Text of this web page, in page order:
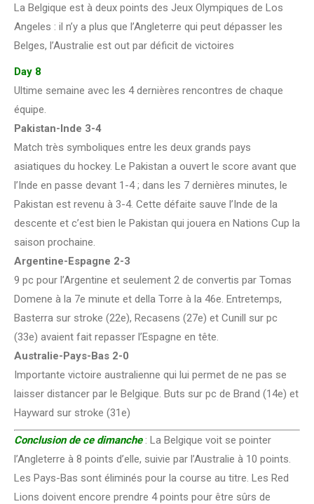
La Belgique est à deux points des Jeux Olympiques de Los
Angeles : il n’y a plus que l’Angleterre qui peut dépasser les
Belges, l’Australie est out par déficit de victoires
Day 8
Ultime semaine avec les 4 dernières rencontres de chaque
équipe.
Pakistan-Inde 3-4
Match très symboliques entre les deux grands pays
asiatiques du hockey. Le Pakistan a ouvert le score avant que
l’Inde en passe devant 1-4 ; dans les 7 dernières minutes, le
Pakistan est revenu à 3-4. Cette défaite sauve l’Inde de la
descente et c’est bien le Pakistan qui jouera en Nations Cup la
saison prochaine.
Argentine-Espagne 2-3
9 pc pour l’Argentine et seulement 2 de convertis par Tomas
Domene à la 7e minute et della Torre à la 46e. Entretemps,
Basterra sur stroke (22e), Recasens (27e) et Cunill sur pc
(33e) avaient fait repasser l’Espagne en tête.
Australie-Pays-Bas 2-0
Importante victoire australienne qui lui permet de ne pas se
laisser distancer par le Belgique. Buts sur pc de Brand (14e) et
Hayward sur stroke (31e)
Conclusion de ce dimanche: La Belgique voit se pointer
l’Angleterre à 8 points d’elle, suivie par l’Australie à 10 points.
Les Pays-Bas sont éliminés pour la course au titre. Les Red
Lions doivent encore prendre 4 points pour être sûrs de